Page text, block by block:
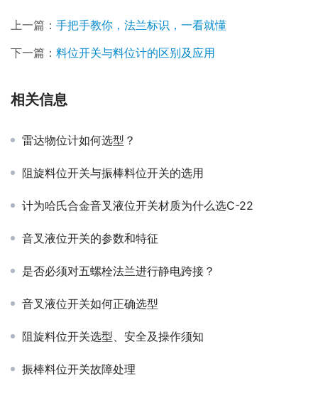
上一篇： 手把手教你，法兰标识，一看就懂
下一篇： 料位开关与料位计的区别及应用
相关信息
雷达物位计如何选型？
阻旋料位开关与振棒料位开关的选用
计为哈氏合金音叉液位开关材质为什么选C-22
音叉液位开关的参数和特征
是否必须对五螺栓法兰进行静电跨接？
音叉液位开关如何正确选型
阻旋料位开关选型、安全及操作须知
振棒料位开关故障处理